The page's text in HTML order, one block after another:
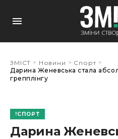
ЗМІСТ > Новини > Спорт >
Дарина Женевська стала
грепплінгу
СПОРТ
Дарина